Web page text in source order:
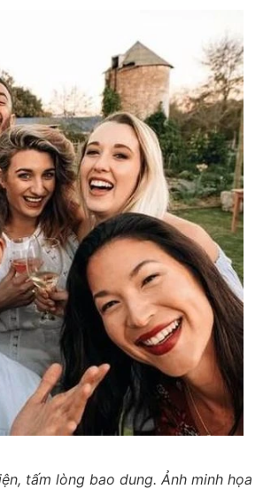
tấm lòng bao dung. Ảnh minh họa